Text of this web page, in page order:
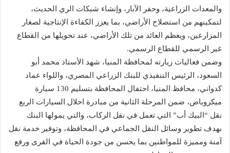
والمعدات الزراعية، وحفر الآبار، وإنشاء شبكات الري الحديث،
لتمكينهم من استصلاح الأراضي، بما يعزز الكفاءة الإنتاجية لصغار
المزارعين، ويعظم العائد من تلك الأراضي، عند تحويلها من القطاع
غير الرسمي للقطاع الرسمي.
وضمن فعاليات زيارته لمحافظة المنيا، شهد الأستاذ محمد أبو
السعود، الرئيس التنفيذي للبنك الزراعي المصري، واللواء عماد
كدواني، محافظ المنيا، احتفال المحافظة بتسليم 130 سيارة
ميكروباص، ضمن المرحلة الثانية من مبادرة احلال السيارات الربع
نقل “البيك أب” التي تعمل في نقل الركاب، والتي يمولها البنك
بهدف تطوير وسائل النقل الجماعي في المحافظة، وتوفير خدمة نقل
آمنة ومميزة للمواطنين بما يحسن من جودة الحياة في القرى ورفع